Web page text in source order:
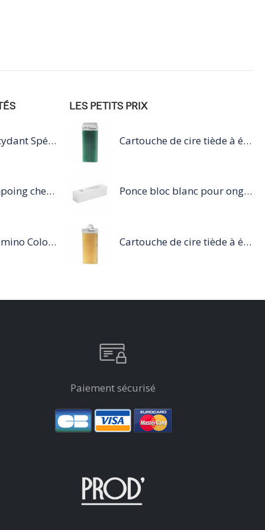
Diactivateurs Oxydant Spécifique
Mythic Oil Shampoing cheveux fins 250 ML
Série Expert Vitamino Color Acidic Sealer 210 ML
LES PETITS PRIX
Cartouche de cire tiède à épiler 100ml vert
Ponce bloc blanc pour ongles
Cartouche de cire tiède à épiler 100ml miel
Paiement sécurisé